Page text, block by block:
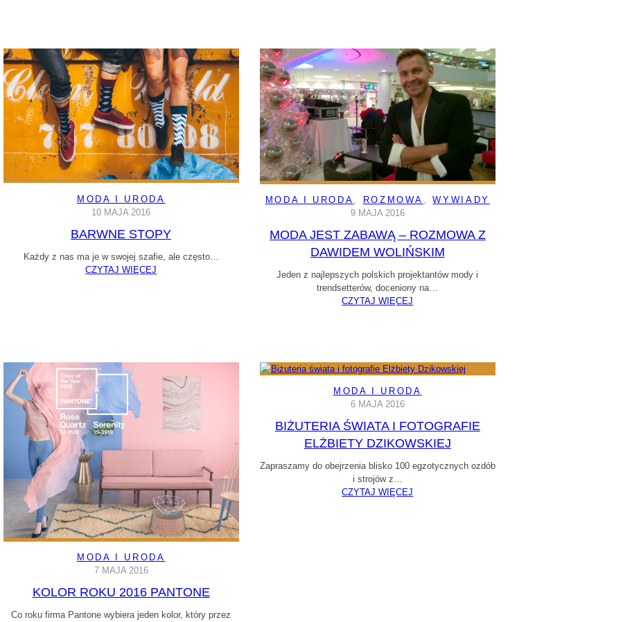
MODA I URODA
10 MAJA 2016
BARWNE STOPY
Każdy z nas ma je w swojej szafie, ale często…
CZYTAJ WIĘCEJ
MODA I URODA ROZMOWA , WYWIADY
9 MAJA 2016
MODA JEST ZABAWĄ – ROZMOWA Z
DAWIDEM WOLIŃSKIM
Jeden z najlepszych polskich projektantów mody i
trendsetterów, doceniony na…
CZYTAJ WIĘCEJ
MODA I URODA
7 MAJA 2016
KOLOR ROKU 2016 PANTONE
Co roku firma Pantone wybiera jeden kolor, który przez
MODA I URODA
6 MAJA 2016
BIŻUTERIA ŚWIATA I FOTOGRAFIE
ELŻBIETY DZIKOWSKIEJ
Zapraszamy do obejrzenia blisko 100 egzotycznych ozdób
i strojów z…
CZYTAJ WIĘCEJ